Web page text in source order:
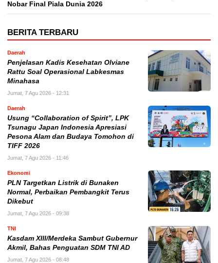
Nobar Final Piala Dunia 2026
BERITA TERBARU
Daerah
Penjelasan Kadis Kesehatan Olviane
Rattu Soal Operasional Labkesmas
Minahasa
Jumat, 7 Agu 2026 - 12:31
Daerah
Usung “Collaboration of Spirit”, LPK
Tsunagu Japan Indonesia Apresiasi
Pesona Alam dan Budaya Tomohon di
TIFF 2026
Jumat, 7 Agu 2026 - 11:46
Ekonomi
PLN Targetkan Listrik di Bunaken
Normal, Perbaikan Pembangkit Terus
Dikebut
Jumat, 7 Agu 2026 - 09:38
TNI
Kasdam XIII/Merdeka Sambut Gubernur
Akmil, Bahas Penguatan SDM TNI AD
Jumat, 7 Agu 2026 - 08:48